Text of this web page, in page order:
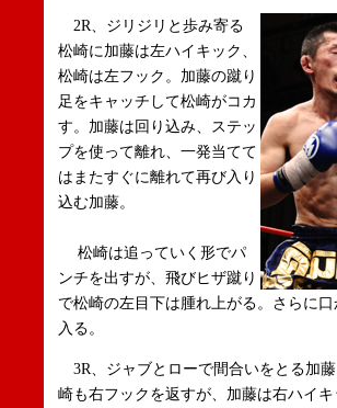
2R、ジリジリと歩み寄る
松崎に加藤は左ハイキック、
松崎は左フック。加藤の蹴り
足をキャッチして松崎がコカ
す。加藤は回り込み、ステッ
プを使って離れ、一発当てて
はまたすぐに離れて再び入り
込む加藤。
松崎は追っていく形でパ
ンチを出すが、飛びヒザ蹴り
で松崎の左目下は腫れ上がる。さらに
入る。
3R、ジャブとローで間合いをとる加
崎も右フックを返すが、加藤は右ハイ